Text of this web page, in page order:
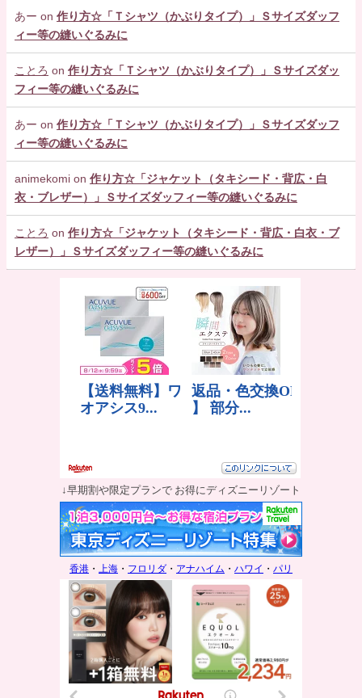
あー on 作り方☆「Ｔシャツ（かぶりタイプ）」Ｓサイズダッフ
ィー等の縫いぐるみに
ことろ on 作り方☆「Ｔシャツ（かぶりタイプ）」Ｓサイズダッ
フィー等の縫いぐるみに
あー on 作り方☆「Ｔシャツ（かぶりタイプ）」Ｓサイズダッフ
ィー等の縫いぐるみに
animekomi on 作り方☆「ジャケット（タキシード・背広・白
衣・ブレザー）」Ｓサイズダッフィー等の縫いぐるみに
ことろ on 作り方☆「ジャケット（タキシード・背広・白衣・ブ
レザー）」Ｓサイズダッフィー等の縫いぐるみに
↓早期割や限定プランで お得にディズニーリゾート
香港 ・ 上海 ・ フロリダ ・ アナハイム ・ ハワイ ・ パリ